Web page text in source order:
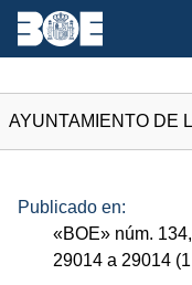
AYUNTAMIENTO DE
Publicado en:
«BOE» núm.
29014 a 29014 (1